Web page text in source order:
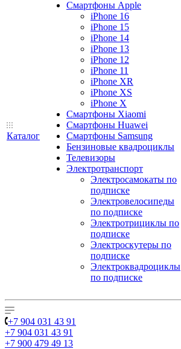
Каталог
Смартфоны Apple
iPhone 16
iPhone 15
iPhone 14
iPhone 13
iPhone 12
iPhone 11
iPhone XR
iPhone XS
iPhone X
Смартфоны Xiaomi
Смартфоны Huawei
Смартфоны Samsung
Бензиновые квадроциклы
Телевизоры
Электротранспорт
Электросамокаты по
подписке
Электровелосипеды
по подписке
Электротрициклы по
подписке
Электроскутеры по
подписке
Электроквадроциклы
по подписке
+7 904 031 43 91
+7 904 031 43 91
+7 900 479 49 13